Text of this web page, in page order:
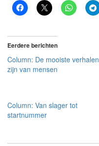
Eerdere berichten
Column: De mooiste verhalen
zijn van mensen
Column: Van slager tot
startnummer